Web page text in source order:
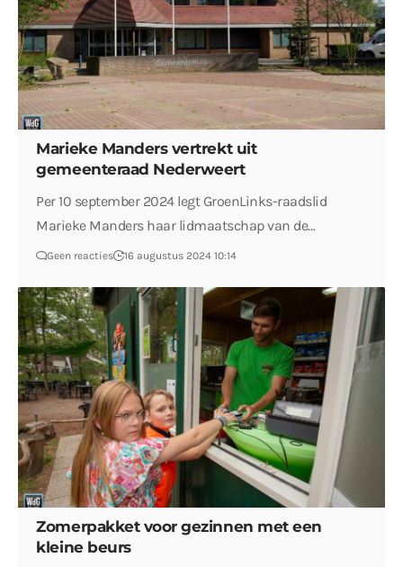
Marieke Manders vertrekt uit
gemeenteraad Nederweert
Per 10 september 2024 legt GroenLinks-raadslid
Marieke Manders haar lidmaatschap van de…
Geen reacties 16 augustus 2024 10:14
Zomerpakket voor gezinnen met een
kleine beurs